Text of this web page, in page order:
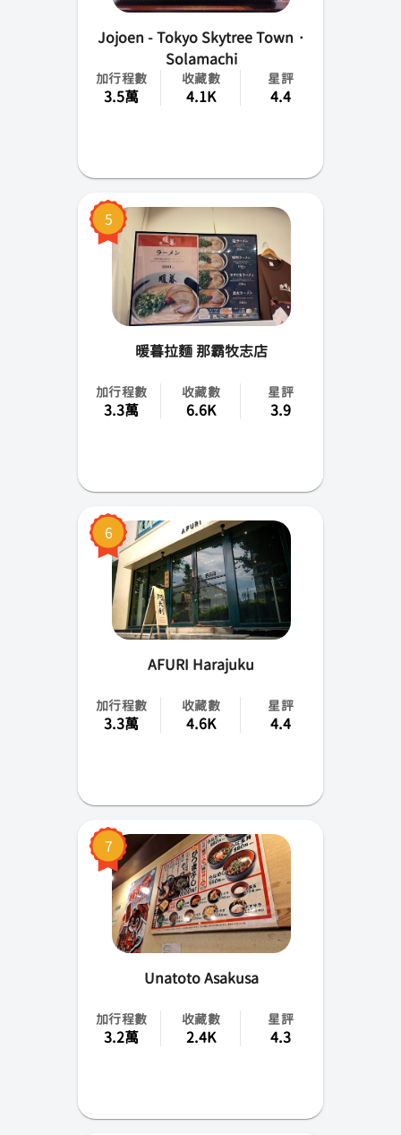
佐賀
Jojoen - Tokyo Skytree Town ·
Solamachi
加行程數
3.5萬
收藏數
4.1K
星評
4.4
5
暖暮拉麵 那霸牧志店
加行程數
3.3萬
收藏數
6.6K
星評
3.9
6
AFURI Harajuku
加行程數
3.3萬
收藏數
4.6K
星評
4.4
7
Unatoto Asakusa
加行程數
3.2萬
收藏數
2.4K
星評
4.3